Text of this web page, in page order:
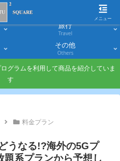
旅行
Travel
その他
Others
グラムを利用して商品を紹介していま
す
料金プラン
うなる!?海外の5Gプ
題系プランから予想し
メニュー